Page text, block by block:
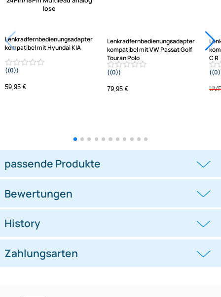
Jetzt auf Rechnung kaufen
Varianten: Lenkradfernbedienungsadapter
kompatibel mit Hyundai KIA
i10 i20 i30 i40 i45 i800 ix35 ix45 ohne
((0))
59,95 €
kompatibel mit VW Passat Golf
Touran Polo